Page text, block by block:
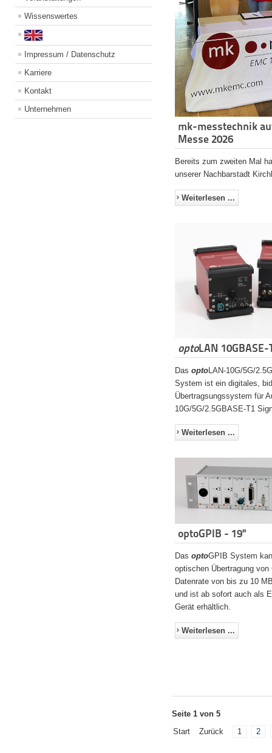
Wissenswertes
Impressum / Datenschutz
Karriere
Kontakt
Unternehmen
mk-messtechnik
Messe 2026
Bereits zum zweiten Mal
unserer Nachbarstadt
Weiterlesen ...
optoLAN 10GBASE-
DasoptoLAN-10G/5G/
System ist ein digitales,
Übertragsungssystem für
10G/5G/2.5GBASE-T1
Weiterlesen ...
optoGPIB - 19"
DasoptoGPIB System
optischen Übertragung
Datenrate von bis zu 10
und ist ab sofort auch als
Gerät erhältlich.
Weiterlesen ...
Seite 1 von 5
Start
Zurück 1 2